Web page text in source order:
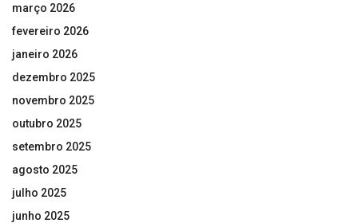
março 2026
fevereiro 2026
janeiro 2026
dezembro 2025
novembro 2025
outubro 2025
setembro 2025
agosto 2025
julho 2025
junho 2025